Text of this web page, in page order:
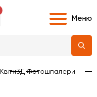
Меню
Квіти3Д Фотошпалери